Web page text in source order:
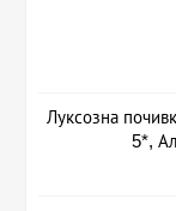
Луксозна
5*,